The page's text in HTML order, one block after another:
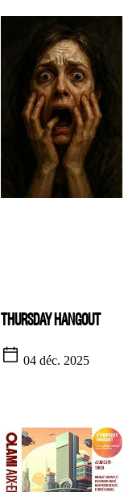
THURSDAY HANGOUT
04 déc. 2025